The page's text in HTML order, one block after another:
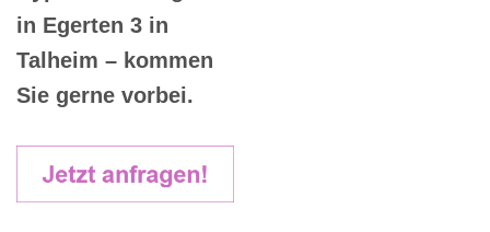
in Egerten 3 in
Talheim – kommen
Sie gerne vorbei.